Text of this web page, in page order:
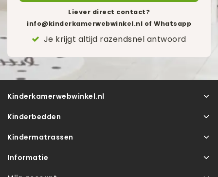
Liever direct contact?
info@kinderkamerwebwinkel.nl of Whatsapp
Je krijgt altijd razendsnel antwoord
Kinderkamerwebwinkel.nl
Kinderbedden
Kindermatrassen
Informatie